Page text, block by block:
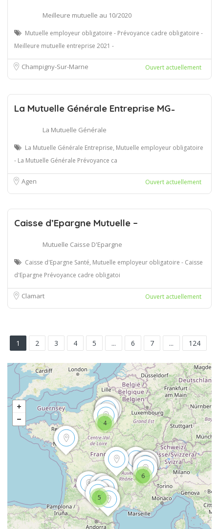
Meilleure mutuelle au 10/2020
Mutuelle employeur obligatoire - Prévoyance cadre obligatoire -
Meilleure mutuelle entreprise 2021 -
Champigny-Sur-Marne Ouvert actuellement
La Mutuelle Générale Entreprise MG ̵
La Mutuelle Générale
La Mutuelle Générale Entreprise, Mutuelle employeur obligatoire
- La Mutuelle Générale Prévoyance ca
Agen Ouvert actuellement
Caisse d’Epargne Mutuelle –
Mutuelle Caisse D'Epargne
Caisse d'Epargne Santé, Mutuelle employeur obligatoire - Caisse
d'Epargne Prévoyance cadre obligatoi
Clamart Ouvert actuellement
1 2 3 4 5 ... 6 7 ... 124
4
6
5